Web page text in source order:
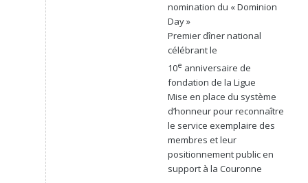
nomination du « Dominion
Day »
Premier dîner national
célébrant le
10e anniversaire de
fondation de la Ligue
Mise en place du système
d’honneur pour reconnaître
le service exemplaire des
membres et leur
positionnement public en
support à la Couronne